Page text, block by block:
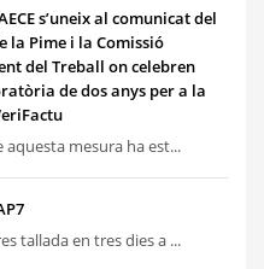
s’uneix al comunicat del
la Pime i la Comissió
del Treball on celebren
de dos anys per a la
mesura ha est...
tallada en tres dies a ...